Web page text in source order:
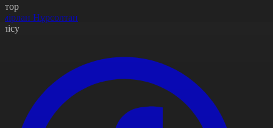
Нұрсолтан